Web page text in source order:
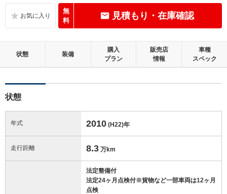
目立たない軽微なダメージはありますが、良好な状態です。
外装：
キズ、ヘコミなどが少なく、あっても目立たない、良好な状態です。
無
料
見積もり・在庫確認
状態 装備
購入
プラン
販売店
情報
車種
スペック
状態
年式 2010 (H22)年
走行距離 8.3 万km
法定整備付
法定24ヶ月点検付※貨物など一部車両は12ヶ月
点検